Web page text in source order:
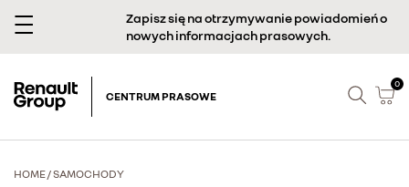
Zapisz się na otrzymywanie powiadomień o
nowych informacjach prasowych.
CENTRUM PRASOWE
0
HOME/SAMOCHODY